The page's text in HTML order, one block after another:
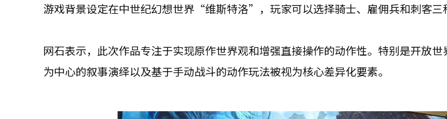
游戏背景设定在中世纪幻想世界“维斯特洛”，玩家可以选择骑士、雇佣兵和刺客三
网石表示，此次作品专注于实现原作世界观和增强直接操作的动作性。特别是开放
为中心的叙事演绎以及基于手动战斗的动作玩法被视为核心差异化要素。